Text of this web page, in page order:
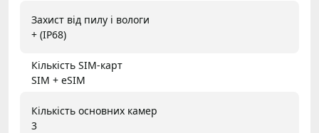
Захист від пилу і вологи
+ (IP68)
Кількість SIM-карт
SIM + eSIM
Кількість основних камер
3